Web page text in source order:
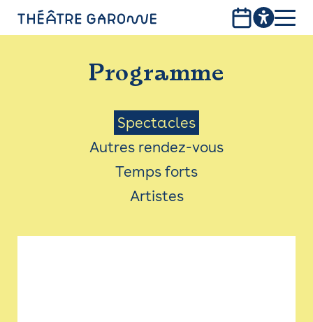
PROGRAMME
INFOS PRATIQUES
AVEC LES PUBLICS
ACCESSIBILITÉ
LES PRODUCTIONS
Programme
Menu
Saison
Spectacles
Autres rendez-vous
Temps forts
Artistes